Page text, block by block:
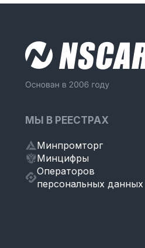
МЫ В РЕЕСТРАХ
Минпромторг
Минцифры
Операторов
персональных данных